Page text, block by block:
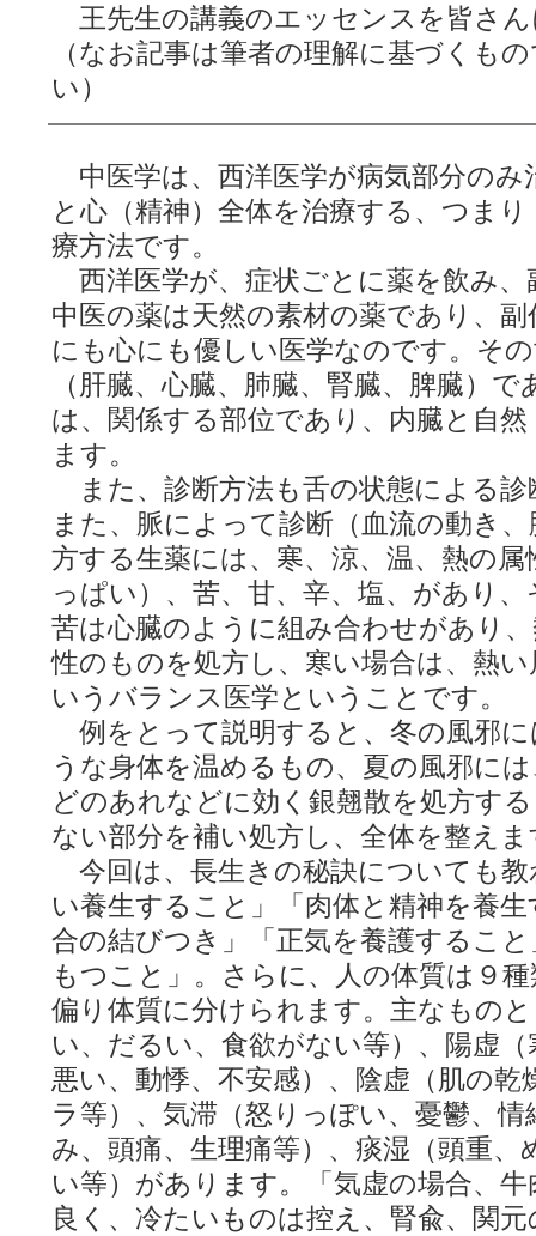
王先生の講義のエッセンスを皆さ
（なお記事は筆者の理解に基づくも
い）
中医学は、西洋医学が病気部分のみ
と心（精神）全体を治療する、つま
療方法です。
西洋医学が、症状ごとに薬を飲み、
中医の薬は天然の素材の薬であり、
にも心にも優しい医学なのです。そ
（肝臓、心臓、肺臓、腎臓、脾臓）
は、関係する部位であり、内臓と自
ます。
また、診断方法も舌の状態による診
また、脈によって診断（血流の動き
方する生薬には、寒、涼、温、熱の
っぱい）、苦、甘、辛、塩、があり
苦は心臓のように組み合わせがあり
性のものを処方し、寒い場合は、熱
いうバランス医学ということです。
例をとって説明すると、冬の風邪
うな身体を温めるもの、夏の風邪に
どのあれなどに効く銀翹散を処方す
ない部分を補い処方し、全体を整えま
今回は、長生きの秘訣についても
い養生すること」「肉体と精神を養
合の結びつき」「正気を養護するこ
もつこと」。さらに、人の体質は９
偏り体質に分けられます。主なもの
い、だるい、食欲がない等）、陽虚
悪い、動悸、不安感）、陰虚（肌の
ラ等）、気滞（怒りっぽい、憂鬱、情
み、頭痛、生理痛等）、痰湿（頭重
い等）があります。「気虚の場合、
良く、冷たいものは控え、腎兪、関